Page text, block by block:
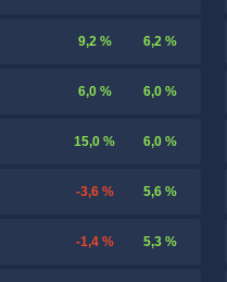
9,2 % 6,2 %
6,0 % 6,0 %
15,0 % 6,0 %
-3,6 % 5,6 %
-1,4 % 5,3 %